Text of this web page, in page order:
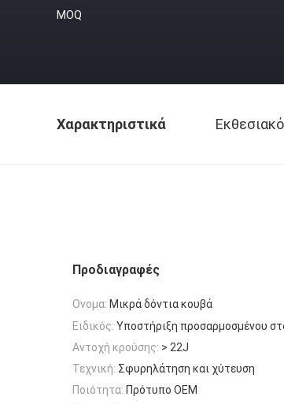
MOQ
Χαρακτηριστικά
Προδιαγραφές
Ονομα: Μικρά δόντια κουβά
Ειδικός: Υποστήριξη προσαρμοσμένου
Αντοχή κρούσης: > 22J
Τεχνική: Σφυρηλάτηση και χύτευση
Ποιότητα: Πρότυπο OEM